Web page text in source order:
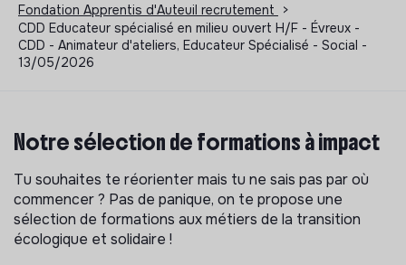
Fondation Apprentis d'Auteuil recrutement
>
CDD Educateur spécialisé en milieu ouvert H/F - Évreux -
CDD - Animateur d'ateliers, Educateur Spécialisé - Social -
13/05/2026
Notre sélection de formations à impact
Tu souhaites te réorienter mais tu ne sais pas par où
commencer ? Pas de panique, on te propose une
sélection de formations aux métiers de la transition
écologique et solidaire !